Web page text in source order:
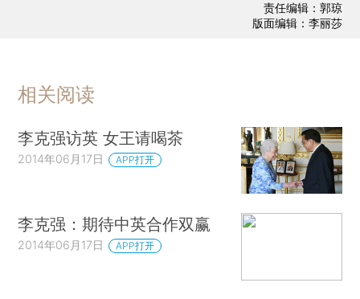
责任编辑：郭琼
版面编辑：李丽莎
相关阅读
李克强访英 女王请喝茶
2014年06月17日 APP打开
李克强：期待中英合作双赢
2014年06月17日 APP打开